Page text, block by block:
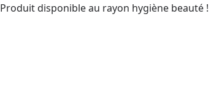
Produit disponible au rayon hygiène beauté !